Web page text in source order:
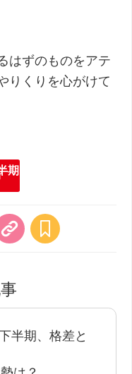
はずのものをアテ
りくりを心がけて
期
半期、格差と